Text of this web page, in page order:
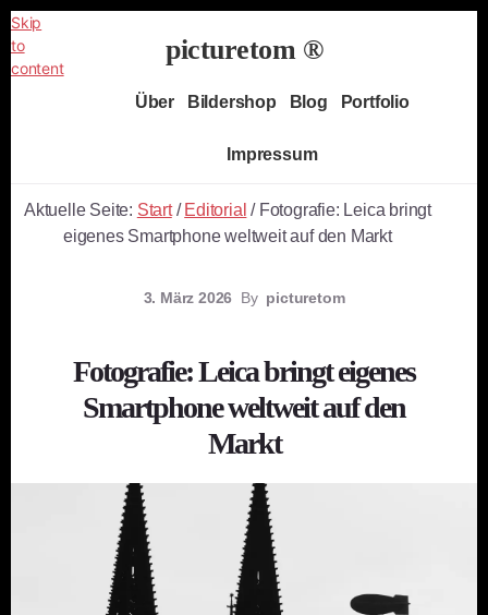
Skip
to
content
picturetom ®
Independent
Über Bildershop Blog Portfolio
Impressum
Aktuelle Seite: Start / Editorial /Fotografie: Leica bringt
eigenes Smartphone weltweit auf den Markt
3. März 2026 By picturetom
Fotografie: Leica bringt eigenes
Smartphone weltweit auf den
Markt